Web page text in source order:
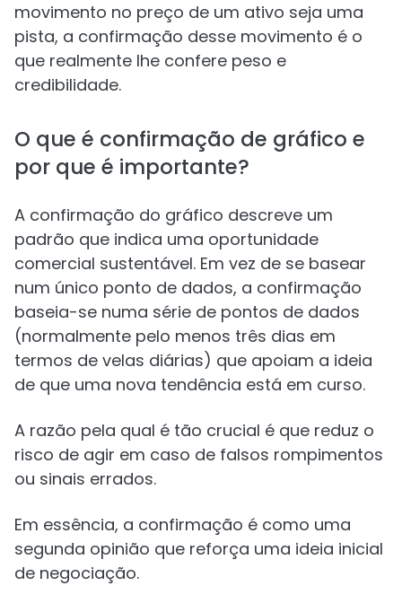
movimento no preço de um ativo seja uma
pista, a confirmação desse movimento é o
que realmente lhe confere peso e
credibilidade.
O que é confirmação de gráfico e
por que é importante?
A confirmação do gráfico descreve um
padrão que indica uma oportunidade
comercial sustentável. Em vez de se basear
num único ponto de dados, a confirmação
baseia-se numa série de pontos de dados
(normalmente pelo menos três dias em
termos de velas diárias) que apoiam a ideia
de que uma nova tendência está em curso.
A razão pela qual é tão crucial é que reduz o
risco de agir em caso de falsos rompimentos
ou sinais errados.
Em essência, a confirmação é como uma
segunda opinião que reforça uma ideia inicial
de negociação.